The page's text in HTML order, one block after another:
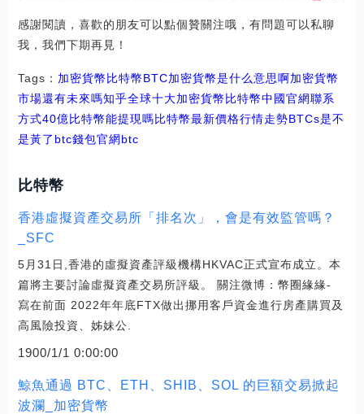
感謝閱讀，喜歡的朋友可以點個贊關注哦，有問題可以私聊
我，我們下期再見！
Tags： 加密貨幣 比特幣BTC加密貨幣是什么意思啊加密貨幣
市場還有未來嗎知乎全球十大加密貨幣比特幣中國官網聯系
方式40億比特幣能提現嗎比特幣最新價格行情走勢BTCs是不
是黃了 btc錢包官網btc
比特幣
香港虛擬資產交易所「排名次」，會是有效監管嗎？
_SFC
5月31日,香港的虛擬資產評級機構HKVAC正式宣布成立。本
篇將主要討論虛擬資產交易所評級。 關注微博：幣圈緣緣-
寫在前面 2022年年底FTX做出挪用客戶資金進行房產購買及
高風險投資、姊妹公.
1900/1/1 0:00:00
鯨魚通過 BTC、ETH、SHIB、SOL 的巨額交易掀起
波瀾_加密貨幣